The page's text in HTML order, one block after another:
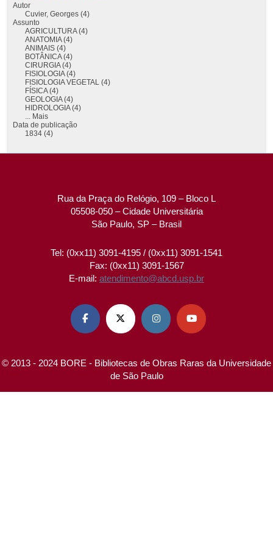
Autor
Cuvier, Georges (4)
Assunto
AGRICULTURA (4)
ANATOMIA (4)
ANIMAIS (4)
BOTÂNICA (4)
CIRURGIA (4)
FISIOLOGIA (4)
FISIOLOGIA VEGETAL (4)
FÍSICA (4)
GEOLOGIA (4)
HIDROLOGIA (4)
... Mais
Data de publicação
1834 (4)
Rua da Praça do Relógio, 109 – Bloco L
05508-050 – Cidade Universitária
São Paulo, SP – Brasil
Tel: (0xx11) 3091-4195 / (0xx11) 3091-1541
Fax: (0xx11) 3091-1567
E-mail: atendimento@abcd.usp.br
   
© 2013 - 2024 BORE - Bibliotecas de Obras Raras da Universidade
de São Paulo